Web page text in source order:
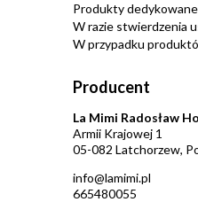
Produkty
W razie stwierdzenia
W przypadku
Producent
La Mimi Radosław
Armii Krajowej 1
05-082 Latchorzew,
info@lamimi.pl
665480055